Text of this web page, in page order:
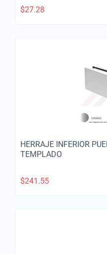
$27.28
HERRAJE INFERIOR
TEMPLADO
$241.55